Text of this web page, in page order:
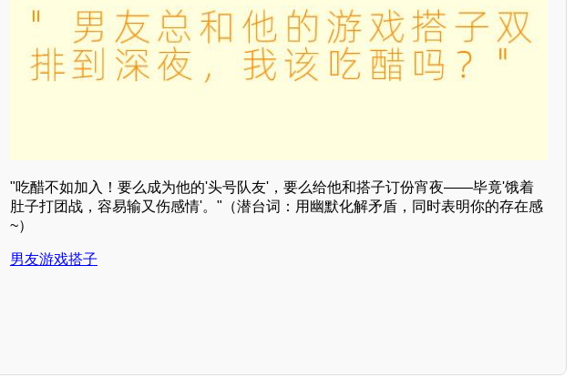
"吃醋不如加入！要么成为他的'头号队友'，要么给他和搭子订份宵夜——毕竟'饿着
肚子打团战，容易输又伤感情'。"（潜台词：用幽默化解矛盾，同时表明你的存在感
~）
男友游戏搭子